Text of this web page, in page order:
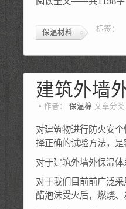
标签：
保温材料
建筑外墙
作者： 保温棉 文章分类
对建筑物进行防火安
择正确的试验方法，
对于建筑外墙外保温
对于我们目前前广泛
醋泡沫受火后，燃烧、